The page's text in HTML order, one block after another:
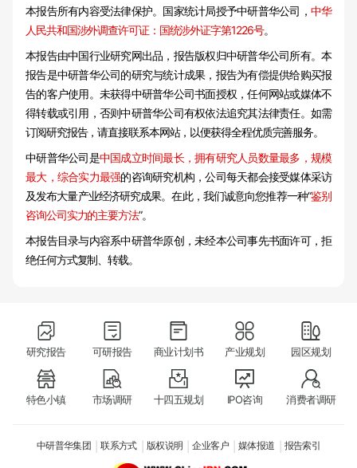
本报告所有内容受法律保护。国家统计局授予中研普华公司， 中华
人民共和国涉外调查许可证：国统涉外证字第1226号。
本报告由中国行业研究网出品，报告版权归中研普华公司所有。本
报告是中研普华公司的研究与统计成果，报告为有偿提供给购买报
告的客户使用。未获得中研普华公司书面授权，任何网站或媒体不
得转载或引用，否则中研普华公司有权依法追究其法律责任。如需
订阅研究报告，请直接联系本网站，以便获得全程优质完善服务。
中研普华公司是中国成立时间最长，拥有研究人员数量最多，规模
最大，综合实力最强的咨询研究机构，公司每天都会接受媒体采访
及发布大量产业经济研究成果。在此，我们诚意向您推荐一种“鉴别
咨询公司实力的主要方法”。
本报告目录与内容系中研普华原创，未经本公司事先书面许可，拒
绝任何方式复制、转载。
研究报告 可研报告 商业计划书 产业规划 园区规划
特色小镇 市场调研 十四五规划 IPO咨询 消费者调研
中研普华集团 联系方式 版权说明 企业客户 媒体报道 报告索引